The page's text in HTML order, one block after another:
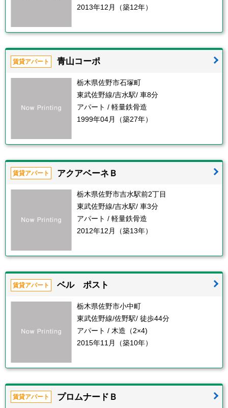
2013年12月（築12年）
賃貸アパート 青山コーポ
栃木県佐野市石塚町
東武佐野線/吉水駅/ 車8分
アパート / 軽量鉄骨造
1999年04月（築27年）
賃貸アパート アクアベーネＢ
栃木県佐野市吉水駅前2丁目
東武佐野線/吉水駅/ 車3分
アパート / 軽量鉄骨造
2012年12月（築13年）
賃貸アパート ベル ポスト
栃木県佐野市小中町
東武佐野線/佐野駅/ 徒歩44分
アパート / 木造（2×4)
2015年11月（築10年）
賃貸アパート プロムナードＢ